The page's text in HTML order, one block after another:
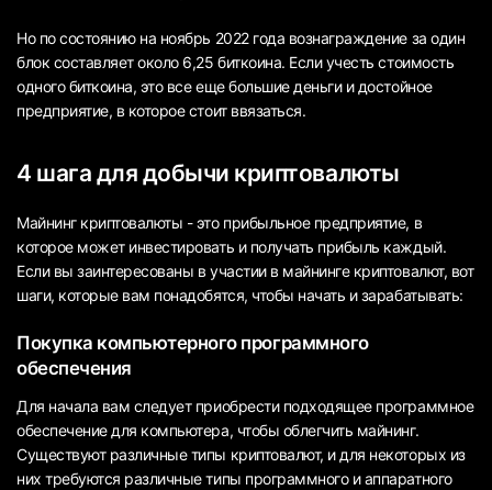
Но по состоянию на ноябрь 2022 года вознаграждение за один
блок составляет около 6,25 биткоина. Если учесть стоимость
одного биткоина, это все еще большие деньги и достойное
предприятие, в которое стоит ввязаться.
4 шага для добычи криптовалюты
Майнинг криптовалюты - это прибыльное предприятие, в
которое может инвестировать и получать прибыль каждый.
Если вы заинтересованы в участии в майнинге криптовалют, вот
шаги, которые вам понадобятся, чтобы начать и зарабатывать:
Покупка компьютерного программного
обеспечения
Для начала вам следует приобрести подходящее программное
обеспечение для компьютера, чтобы облегчить майнинг.
Существуют различные типы криптовалют, и для некоторых из
них требуются различные типы программного и аппаратного